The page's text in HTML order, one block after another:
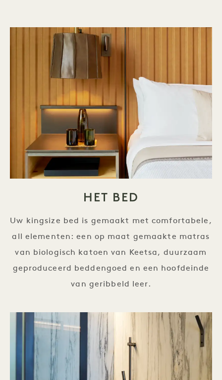
HET BED
Uw kingsize bed is gemaakt met comfortabele,
all elementen: een op maat gemaakte matras
van biologisch katoen van Keetsa, duurzaam
geproduceerd beddengoed en een hoofdeinde
van geribbeld leer.